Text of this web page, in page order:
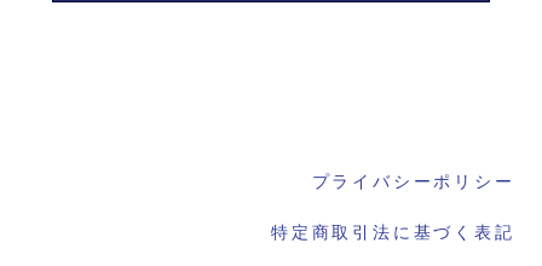
プライバシーポリシー
特定商取引法に基づく表記